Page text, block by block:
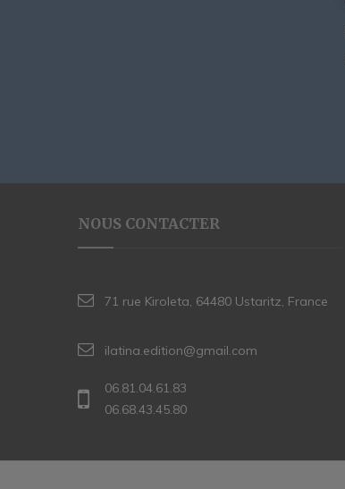
NOUS CONTACTER
71 rue Kiroleta, 64480 Ustaritz, France
ilatina.edition@gmail.com
06.81.04.61.83
06.68.43.45.80